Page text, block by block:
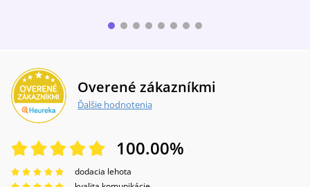
Overené zákazníkmi
Ďalšie hodnotenia
100.00%
dodacia lehota